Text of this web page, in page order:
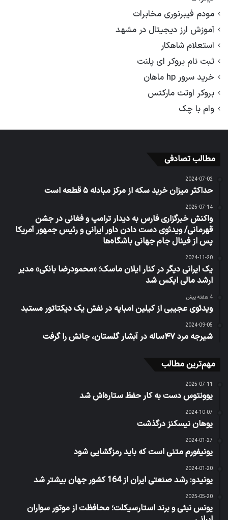
مودم فیبرنوری مخابرات
آموزش ارز دیجیتال در مشهد
استعلام شاهکار
ثبت نام بروکر ای پلنت
خرید سرور hp ماهان
بروکر اوتت مارکتس
وام با چک
مطالب تصادفی
2024-07-02
حداکثر میزان خرید سکه از مرکز مبادله ۵ قطعه است
2025-07-14
واکنش خبرگزاری فارس به دیدار ترامپ و فغانی در جشن
قهرمانی/ ویدئوی دست دادن داور ایرانی و رئیس جمهور آمریکا
پس از فینال جام جهانی باشگاه‌ها
2024-11-20
یک ایرانی دیگر در کنار ایلان ماسک؛ «محمودرضا بانکی» مدیر
ارشد مالی ایکس شد
4 هفته پیش
ویدئوی عجیبی از کیلین امباپه در نفش یک دیکتاتور مستبد
2024-09-05
شیرجه مرد ۴۷ساله در آبشار گلستان، جانش را گرفت
مهم‌ترین مطالب
2025-07-11
یوونتوس دست به کار حفظ ستاره‌اش شد
2024-10-07
یوهان نیسکنز درگذشت
2024-01-27
یونیفورم متنی است که باید رمزگشایی شود
2024-01-20
یونیدو: رشد صنعتی ایران از 164 کشور جهان بیشتر شد
2025-05-20
یونس نبئی و برند استارسیکلت؛ محافظت از موتور سواران